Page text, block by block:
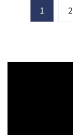
1 2